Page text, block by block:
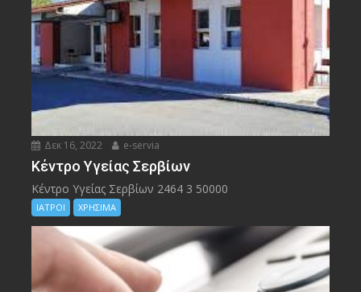
Δεκ 16, 2022 e-servia
Kέντρο Υγείας Σερβίων
Kέντρο Υγείας Σερβίων 2464 3 50000
ΙΑΤΡΟΙ ΧΡΗΣΙΜΑ